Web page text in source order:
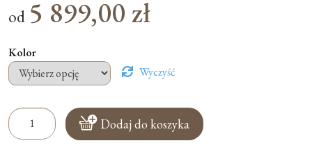
od 5 899,00 zł
Kolor
Wyczyść
ilość
Ekspres
Dodaj do koszyka